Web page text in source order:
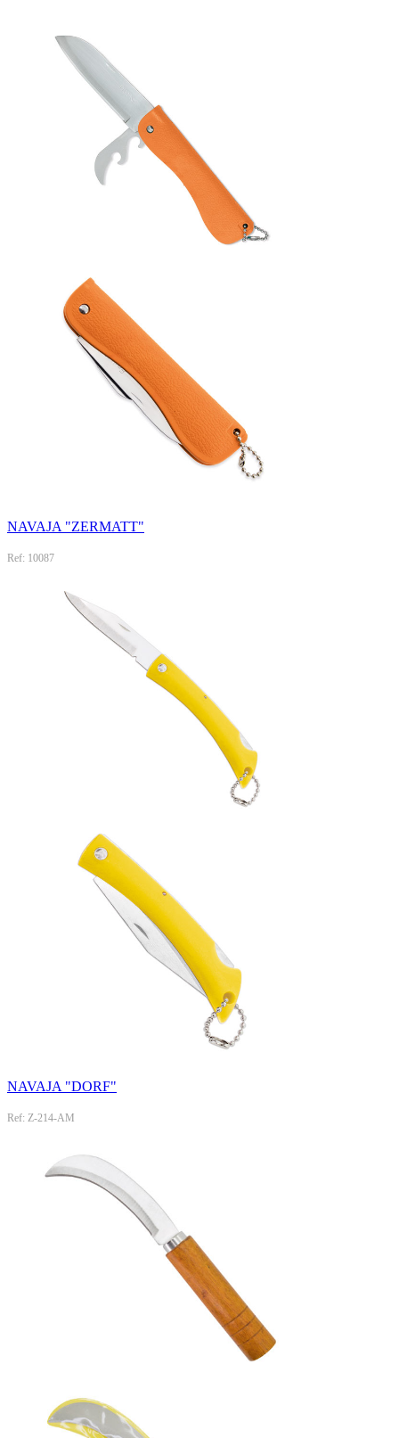
NAVAJA "ZERMATT"
Ref: 10087
NAVAJA "DORF"
Ref: Z-214-AM